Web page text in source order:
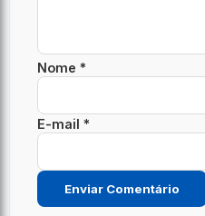
Nome *
E-mail *